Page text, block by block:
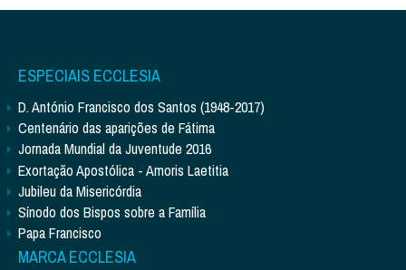
ESPECIAIS ECCLESIA
D. António Francisco dos Santos (1948-2017)
Centenário das aparições de Fátima
Jornada Mundial da Juventude 2016
Exortação Apostólica - Amoris Laetitia
Jubileu da Misericórdia
Sínodo dos Bispos sobre a Família
Papa Francisco
MARCA ECCLESIA